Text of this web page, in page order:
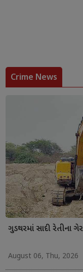
Crime News
ગુડથરમાં સાદી રેતીના
August 06, Thu, 2026